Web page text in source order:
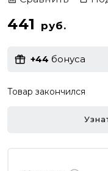
441 руб.
+44 бонуса
Товар закончился